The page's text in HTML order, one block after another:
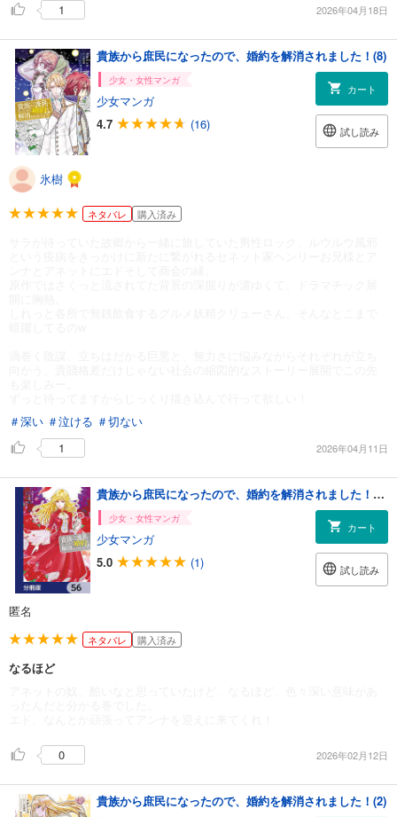
1
2026年04月18日
貴族から庶民になったので、婚約を解消されました！(8)
少女・女性マンガ
少女マンガ
4.7
(16)
カート
試し読み
氷樹
ネタバレ 購入済み
＃深い ＃泣ける ＃切ない
1
2026年04月11日
貴族から庶民になったので、婚約を解消されました！【分冊版】 56
少女・女性マンガ
少女マンガ
5.0
(1)
カート
試し読み
匿名
ネタバレ 購入済み
なるほど
0 2026年02月12日
貴族から庶民になったので、婚約を解消されました！(2)